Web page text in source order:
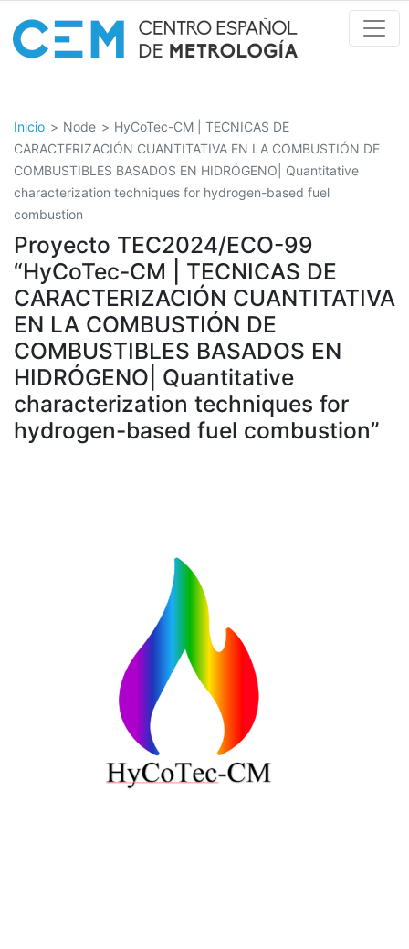
al
contenido
Inicio Node
HyCoTec-CM | TECNICAS DE
CARACTERIZACIÓN CUANTITATIVA EN LA COMBUSTIÓN DE
COMBUSTIBLES BASADOS EN HIDRÓGENO| Quantitative
characterization techniques for hydrogen-based fuel
combustion
Proyecto TEC2024/ECO-99
“HyCoTec-CM | TECNICAS DE
CARACTERIZACIÓN CUANTITATIVA
EN LA COMBUSTIÓN DE
COMBUSTIBLES BASADOS EN
HIDRÓGENO| Quantitative
characterization techniques for
hydrogen-based fuel combustion”